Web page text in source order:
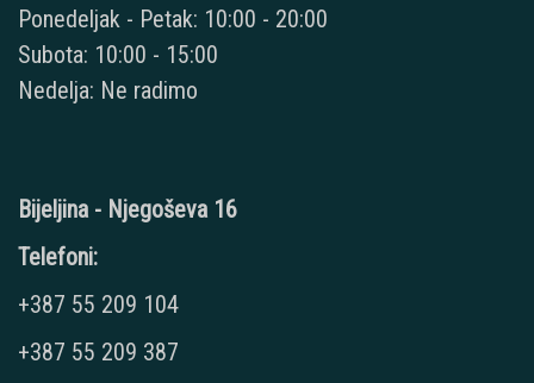
Ponedeljak - Petak: 10:00 - 20:00
Subota: 10:00 - 15:00
Nedelja: Ne radimo
Bijeljina - Njegoševa 16
Telefoni:
+387 55 209 104
+387 55 209 387